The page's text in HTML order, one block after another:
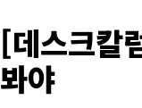
[데스크칼
봐야